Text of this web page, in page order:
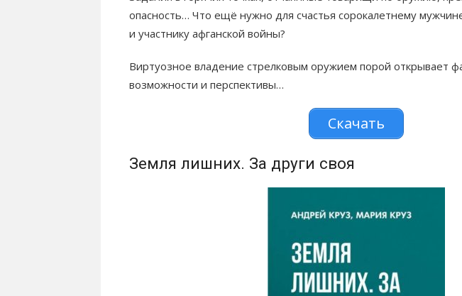
опасность… Что ещё нужно для счастья сорокалетнему
и участнику афганской войны?
Виртуозное владение стрелковым оружием порой открывает
возможности и перспективы…
Скачать
Земля лишних. За други своя